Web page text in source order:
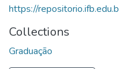
https://
Collections
Graduação